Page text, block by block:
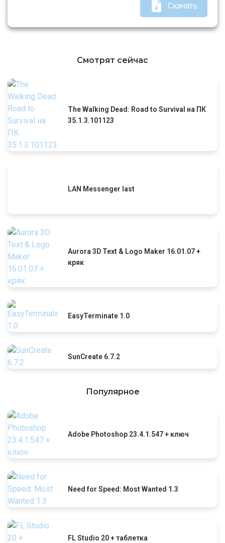
Скачать
Смотрят сейчас
The Walking Dead: Road to Survival на ПК
35.1.3.101123
LAN Messenger last
Aurora 3D Text & Logo Maker 16.01.07 +
кряк
EasyTerminate 1.0
SunCreate 6.7.2
Популярное
Adobe Photoshop 23.4.1.547 + ключ
Need for Speed: Most Wanted 1.3
FL Studio 20 + таблетка